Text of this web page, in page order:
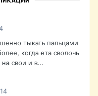
тыкать пальцами
когда ета сволочь
свои и в...